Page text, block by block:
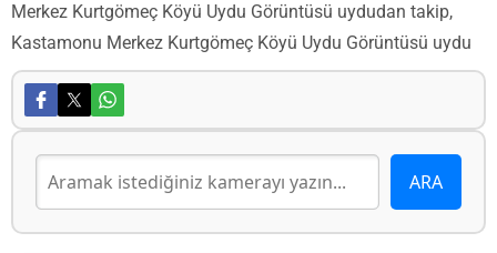
Merkez Kurtgömeç Köyü Uydu Görüntüsü uydudan takip,
Kastamonu Merkez Kurtgömeç Köyü Uydu Görüntüsü uydu